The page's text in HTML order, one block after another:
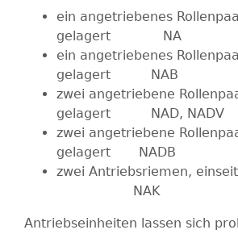
ein angetriebenes
gelagert NA
ein angetriebenes
gelagert NAB
zwei angetriebene
gelagert NAD, NADV
zwei angetriebene
gelagert NADB
zwei Antriebsriemen,
NAK
Antriebseinheiten lassen sich